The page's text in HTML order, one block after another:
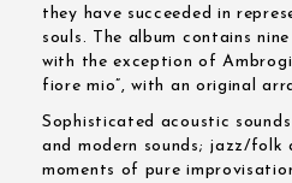
they have succeeded in
souls. The album contains
with the exception of
fiore mio”, with an original
Sophisticated acoustic
and modern sounds; jazz/folk
moments of pure